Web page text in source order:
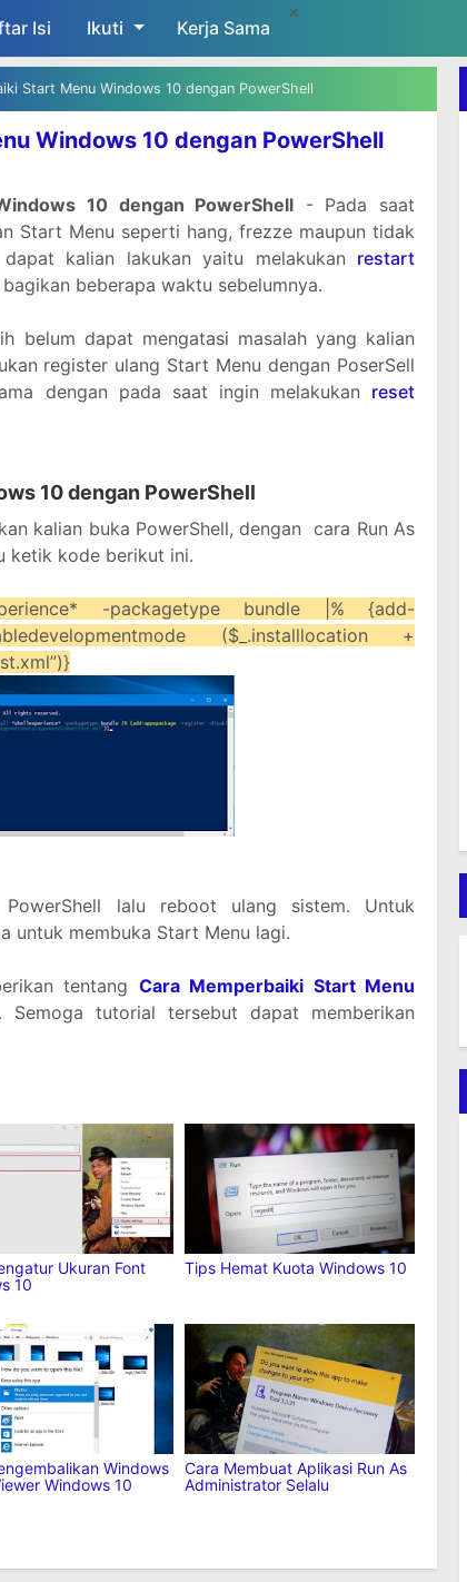
Skip to main content
Isi Ikuti Kerja Sama
×
Start Menu Windows 10 dengan PowerShell
Windows 10 dengan PowerShell
10 dengan PowerShell - Pada saat
Start Menu seperti hang, frezze maupun tidak
kalian lakukan yaitu melakukan restart
beberapa waktu sebelumnya.
belum dapat mengatasi masalah yang kalian
register ulang Start Menu dengan PoserSell
dengan pada saat ingin melakukan reset
10 dengan PowerShell
kalian buka PowerShell, dengan cara Run As
ketik kode berikut ini.
-packagetype bundle |% {add-
($_.installlocation +
lalu reboot ulang sistem. Untuk
untuk membuka Start Menu lagi.
tentang Cara Memperbaiki Start Menu
Semoga tutorial tersebut dapat memberikan
More
Ukuran Font
10
Tips Hemat Kuota Windows 10